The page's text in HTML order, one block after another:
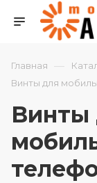
Главная —
Винты для
Винты